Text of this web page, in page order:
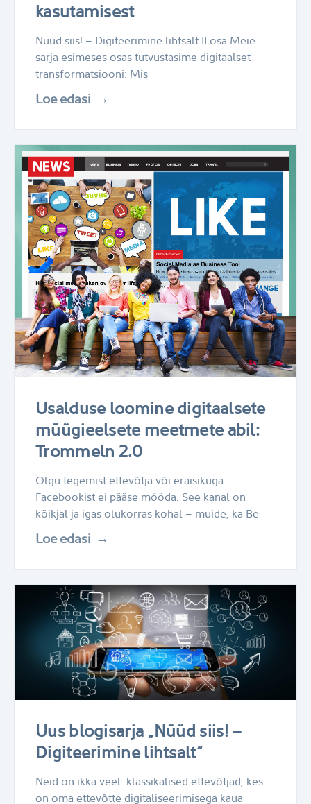
kasutamisest
Nüüd siis! – Digiteerimine lihtsalt II osa Meie
sarja esimeses osas tutvustasime digitaalset
transformatsiooni: Mis
Loe edasi
Usalduse loomine digitaalsete
müügieelsete meetmete abil:
Trommeln 2.0
Olgu tegemist ettevõtja või eraisikuga:
Facebookist ei pääse mööda. See kanal on
kõikjal ja igas olukorras kohal – muide, ka Be
Loe edasi
Uus blogisarja „Nüüd siis! –
Digiteerimine lihtsalt“
Neid on ikka veel: klassikalised ettevõtjad, kes
on oma ettevõtte digitaliseerimisega kaua